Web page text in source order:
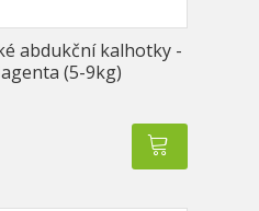
abdukční kalhotky -
(5-9kg)